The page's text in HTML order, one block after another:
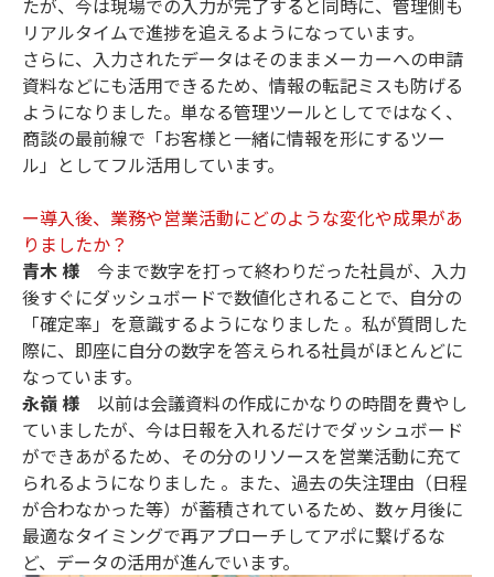
たが、今は現場での入力が完了すると同時に、管理側も
リアルタイムで進捗を追えるようになっています。
さらに、入力されたデータはそのままメーカーへの申請
資料などにも活用できるため、情報の転記ミスも防げる
ようになりました。単なる管理ツールとしてではなく、
商談の最前線で「お客様と一緒に情報を形にするツー
ル」としてフル活用しています。
ー導入後、業務や営業活動にどのような変化や成果があ
りましたか？
青木 様 今まで数字を打って終わりだった社員が、入力
後すぐにダッシュボードで数値化されることで、自分の
「確定率」を意識するようになりました 。私が質問した
際に、即座に自分の数字を答えられる社員がほとんどに
なっています。
永嶺 様 以前は会議資料の作成にかなりの時間を費やし
ていましたが、今は日報を入れるだけでダッシュボード
ができあがるため、その分のリソースを営業活動に充て
られるようになりました 。また、過去の失注理由（日程
が合わなかった等）が蓄積されているため、数ヶ月後に
最適なタイミングで再アプローチしてアポに繋げるな
ど、データの活用が進んでいます。